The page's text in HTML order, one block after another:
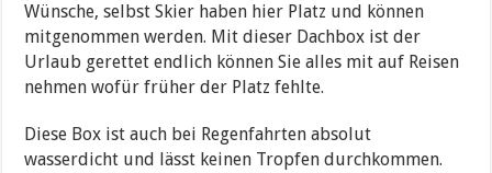
Wünsche, selbst Skier haben hier Platz und können
mitgenommen werden. Mit dieser Dachbox ist der
Urlaub gerettet endlich können Sie alles mit auf Reisen
nehmen wofür früher der Platz fehlte.
Diese Box ist auch bei Regenfahrten absolut
wasserdicht und lässt keinen Tropfen durchkommen.